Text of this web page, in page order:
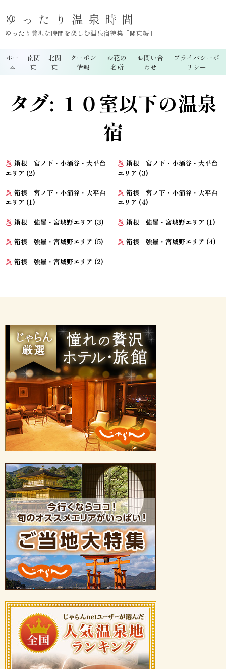
ゆったり温泉時間
ゆったり贅沢な時間を楽しむ温泉宿特集「関東編」
ホー
ム
南関
東
北関
東
クーポン
情報
お花の
名所
お問い合
わせ
プライバシーポ
リシー
タグ: １０室以下の温泉
宿
箱根 宮ノ下・小涌谷・大平台
エリア (2)
箱根 宮ノ下・小涌谷・大平台
エリア (3)
箱根 宮ノ下・小涌谷・大平台
エリア (1)
箱根 宮ノ下・小涌谷・大平台
エリア (4)
箱根 強羅・宮城野エリア (3) 箱根 強羅・宮城野エリア (1)
箱根 強羅・宮城野エリア (5) 箱根 強羅・宮城野エリア (4)
箱根 強羅・宮城野エリア (2)